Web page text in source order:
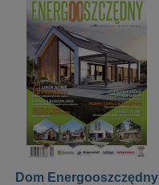
Dom Energooszczędny